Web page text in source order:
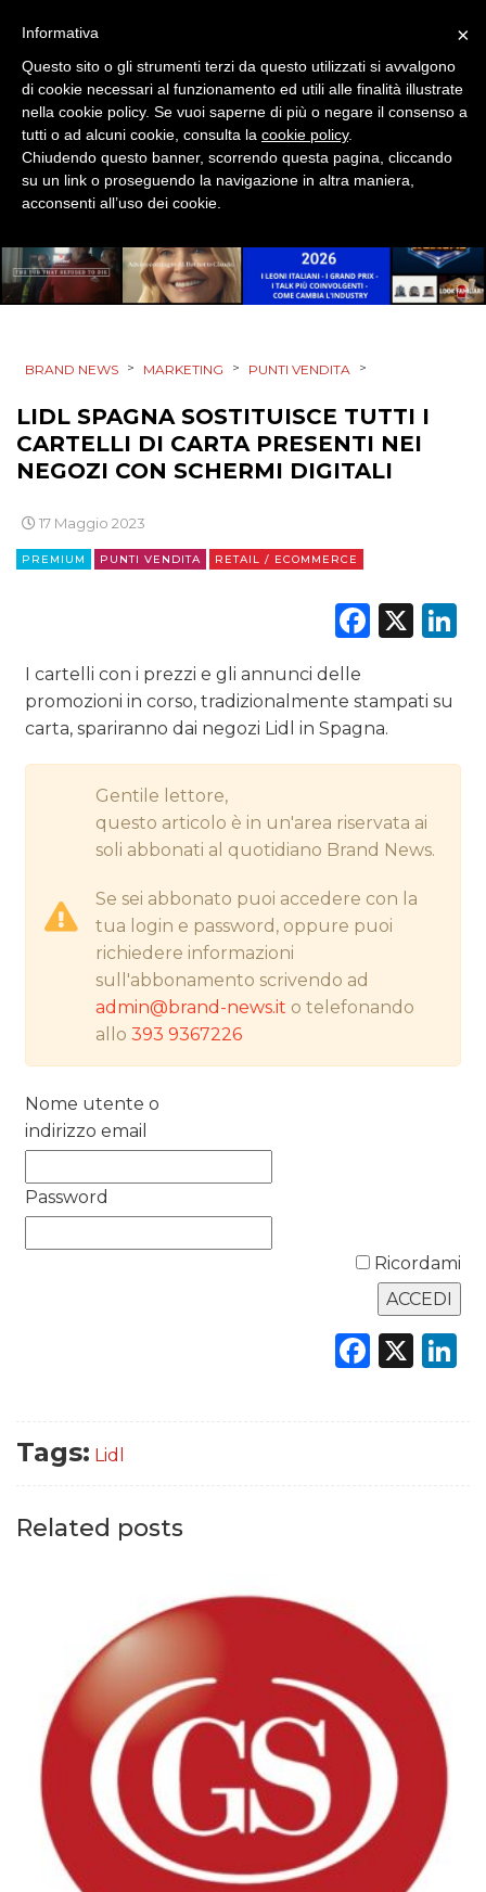
MOBILE
PROMOZIONI
PUNTI VENDITA
RADIO / AUDIO
DATI
RICERCHE
PREVISIONI/SCENARI
TREND
OPINIONI
BRAND NEWS > MARKETING > PUNTI VENDITA >
LIDL SPAGNA SOSTITUISCE TUTTI I
CARTELLI DI CARTA PRESENTI NEI
NEGOZI CON SCHERMI DIGITALI
17 Maggio 2023
PREMIUM PUNTI VENDITA RETAIL / ECOMMERCE
X
I cartelli con i prezzi e gli annunci delle
promozioni in corso, tradizionalmente stampati su
carta, spariranno dai negozi Lidl in Spagna.
Gentile lettore,
questo articolo è in un'area riservata ai
soli abbonati al quotidiano Brand News.
Se sei abbonato puoi accedere con la
tua login e password, oppure puoi
richiedere informazioni
sull'abbonamento scrivendo ad
admin@brand-news.it o telefonando
allo393 9367226
Nome utente o
indirizzo email
Password
Ricordami
X
Tags: Lidl
Related posts
×
Informativa
Questo sito o gli strumenti terzi da questo utilizzati si avvalgono
di cookie necessari al funzionamento ed utili alle finalità illustrate
nella cookie policy. Se vuoi saperne di più o negare il consenso a
tutti o ad alcuni cookie, consulta la cookie policy.
Chiudendo questo banner, scorrendo questa pagina, cliccando
su un link o proseguendo la navigazione in altra maniera,
acconsenti all’uso dei cookie.